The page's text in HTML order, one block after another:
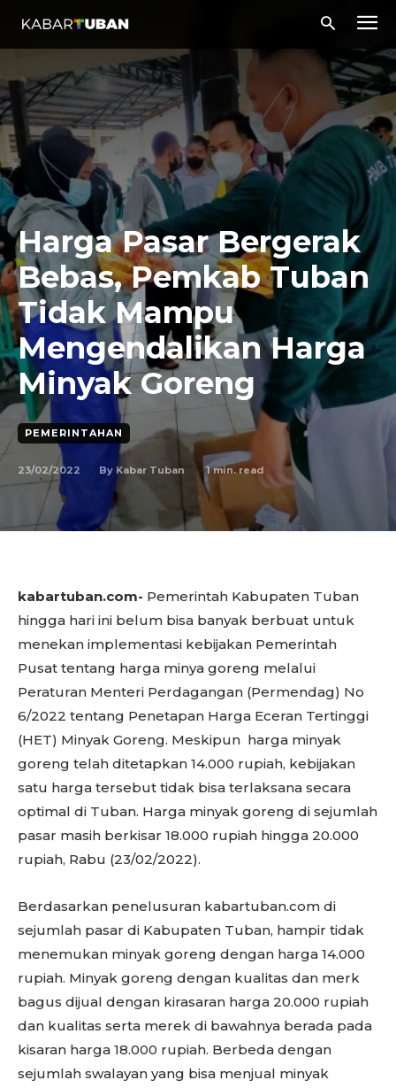
Harga Pasar Bergerak
Bebas, Pemkab Tuban
Tidak Mampu
Mengendalikan Harga
Minyak Goreng
PEMERINTAHAN
23/02/2022 By Kabar Tuban 1min. read
kabartuban.com- Pemerintah Kabupaten Tuban
hingga hari ini belum bisa banyak berbuat untuk
menekan implementasi kebijakan Pemerintah
Pusat tentang harga minya goreng melalui
Peraturan Menteri Perdagangan (Permendag) No
6/2022 tentang Penetapan Harga Eceran Tertinggi
(HET) Minyak Goreng. Meskipun harga minyak
goreng telah ditetapkan 14.000 rupiah, kebijakan
satu harga tersebut tidak bisa terlaksana secara
optimal di Tuban. Harga minyak goreng di sejumlah
pasar masih berkisar 18.000 rupiah hingga 20.000
rupiah, Rabu (23/02/2022).
Berdasarkan penelusuran kabartuban.com di
sejumlah pasar di Kabupaten Tuban, hampir tidak
menemukan minyak goreng dengan harga 14.000
rupiah. Minyak goreng dengan kualitas dan merk
bagus dijual dengan kirasaran harga 20.000 rupiah
dan kualitas serta merek di bawahnya berada pada
kisaran harga 18.000 rupiah. Berbeda dengan
sejumlah swalayan yang bisa menjual minyak